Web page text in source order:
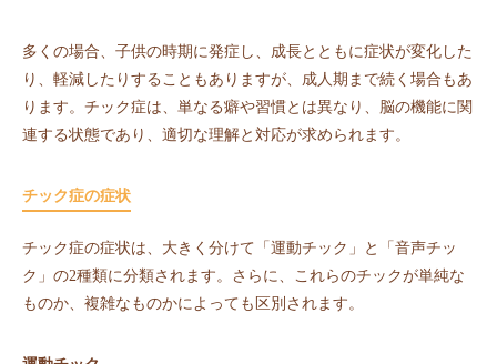
多くの場合、子供の時期に発症し、成長とともに症状が変化した
り、軽減したりすることもありますが、成人期まで続く場合もあ
ります。チック症は、単なる癖や習慣とは異なり、脳の機能に関
連する状態であり、適切な理解と対応が求められます。
チック症の症状
チック症の症状は、大きく分けて「運動チック」と「音声チッ
ク」の2種類に分類されます。さらに、これらのチックが単純な
ものか、複雑なものかによっても区別されます。